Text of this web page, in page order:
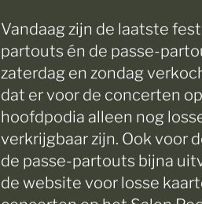
Vandaag zijn de laatste
partouts én de passe-
zaterdag en zondag
dat er voor de concerten
hoofdpodia alleen nog
verkrijgbaar zijn. Ook voor
de passe-partouts bijna
de website voor losse